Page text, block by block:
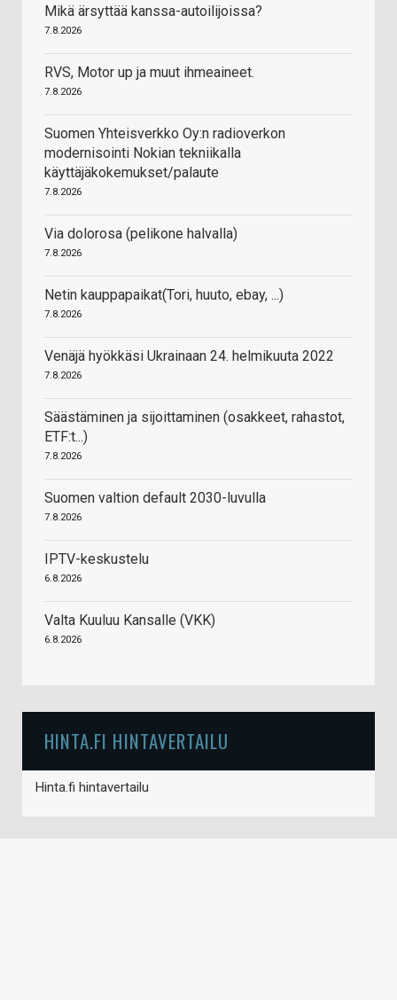
Mikä ärsyttää kanssa-autoilijoissa?
7.8.2026
RVS, Motor up ja muut ihmeaineet.
7.8.2026
Suomen Yhteisverkko Oy:n radioverkon
modernisointi Nokian tekniikalla
käyttäjäkokemukset/palaute
7.8.2026
Via dolorosa (pelikone halvalla)
7.8.2026
Netin kauppapaikat(Tori, huuto, ebay, ...)
7.8.2026
Venäjä hyökkäsi Ukrainaan 24. helmikuuta 2022
7.8.2026
Säästäminen ja sijoittaminen (osakkeet, rahastot,
ETF:t...)
7.8.2026
Suomen valtion default 2030-luvulla
7.8.2026
IPTV-keskustelu
6.8.2026
Valta Kuuluu Kansalle (VKK)
6.8.2026
HINTA.FI HINTAVERTAILU
Hinta.fi hintavertailu